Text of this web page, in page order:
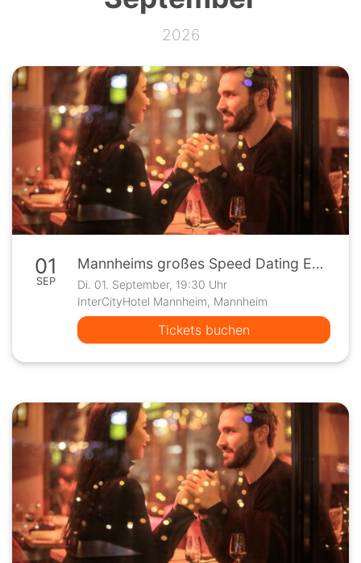
2026
01
SEP
Mannheims großes Speed Dating Event
Di. 01. September, 19:30 Uhr
InterCityHotel Mannheim, Mannheim
Tickets buchen